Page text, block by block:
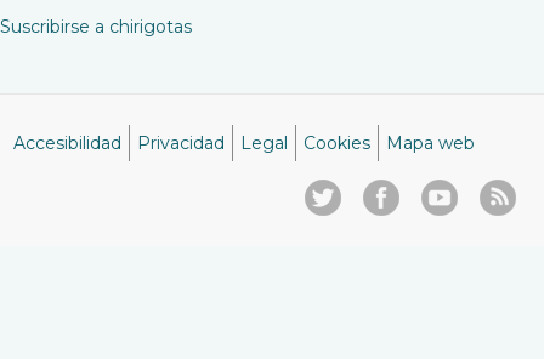
Suscribirse a chirigotas
Accesibilidad Privacidad Legal Cookies Mapa web